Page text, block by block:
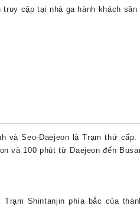
cập tại nhà ga hành khách sân
và Seo-Daejeon là Trạm thứ
và 100 phút từ Daejeon đến
Shintanjin phía bắc của